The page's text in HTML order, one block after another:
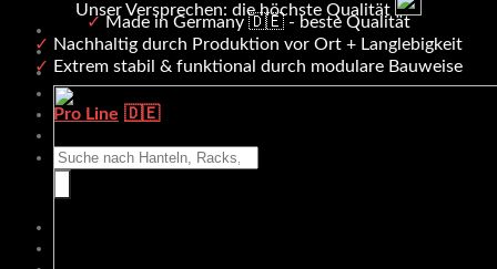
Hantelbänke
Racks & Rigs
Zubehör
Klimmzug & Dip
Pro Line
Suche
nach:
Unser Versprechen: die höchste Qualität
✓ Made in Germany 🇩🇪 - beste Qualität
✓ Nachhaltig durch Produktion vor Ort + Langlebigkeit
✓ Extrem stabil & funktional durch modulare Bauweise